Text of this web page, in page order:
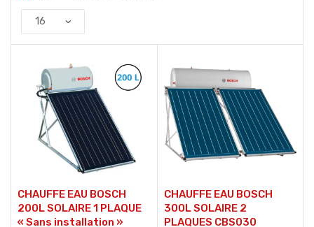
CHAUFFE EAU BOSCH
200L SOLAIRE 1 PLAQUE
« Sans installation »
CHAUFFE EAU BOSCH
300L SOLAIRE 2
PLAQUES CBS030